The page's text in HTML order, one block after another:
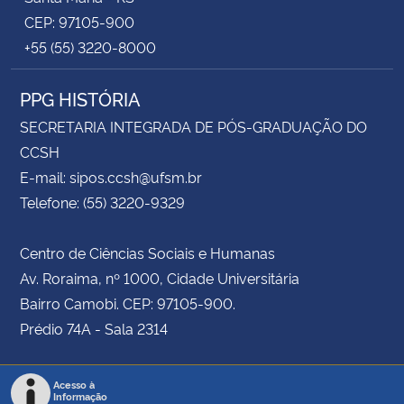
CEP: 97105-900
+55 (55) 3220-8000
PPG HISTÓRIA
SECRETARIA INTEGRADA DE PÓS-GRADUAÇÃO DO
CCSH
E-mail: sipos.ccsh@ufsm.br
Telefone: (55) 3220-9329
Centro de Ciências Sociais e Humanas
Av. Roraima, nº 1000, Cidade Universitária
Bairro Camobi. CEP: 97105-900.
Prédio 74A - Sala 2314
Acesso à
Informação